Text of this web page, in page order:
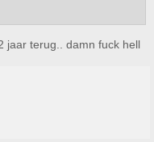
jaar terug.. damn fuck hell